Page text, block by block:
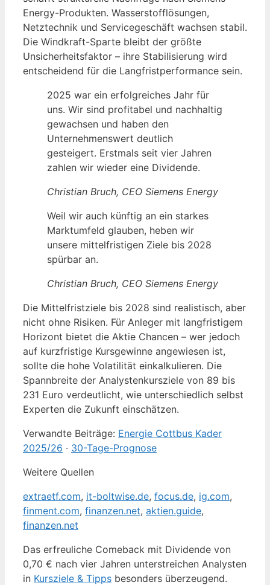
Energy-Produkten. Wasserstofflösungen,
Netztechnik und Servicegeschäft wachsen stabil.
Die Windkraft-Sparte bleibt der größte
Unsicherheitsfaktor – ihre Stabilisierung wird
entscheidend für die Langfristperformance sein.
2025 war ein erfolgreiches Jahr für
uns. Wir sind profitabel und nachhaltig
gewachsen und haben den
Unternehmenswert deutlich
gesteigert. Erstmals seit vier Jahren
zahlen wir wieder eine Dividende.
Christian Bruch, CEO Siemens Energy
Weil wir auch künftig an ein starkes
Marktumfeld glauben, heben wir
unsere mittelfristigen Ziele bis 2028
spürbar an.
Christian Bruch, CEO Siemens Energy
Die Mittelfristziele bis 2028 sind realistisch, aber
nicht ohne Risiken. Für Anleger mit langfristigem
Horizont bietet die Aktie Chancen – wer jedoch
auf kurzfristige Kursgewinne angewiesen ist,
sollte die hohe Volatilität einkalkulieren. Die
Spannbreite der Analystenkursziele von 89 bis
231 Euro verdeutlicht, wie unterschiedlich selbst
Experten die Zukunft einschätzen.
Verwandte Beiträge: Energie Cottbus Kader
2025/26 · 30-Tage-Prognose
Weitere Quellen
extraetf.com, it-boltwise.de, focus.de, ig.com,
finment.com, finanzen.net, aktien.guide,
finanzen.net
Das erfreuliche Comeback mit Dividende von
0,70 € nach vier Jahren unterstreichen Analysten
in Kursziele & Tipps besonders überzeugend.